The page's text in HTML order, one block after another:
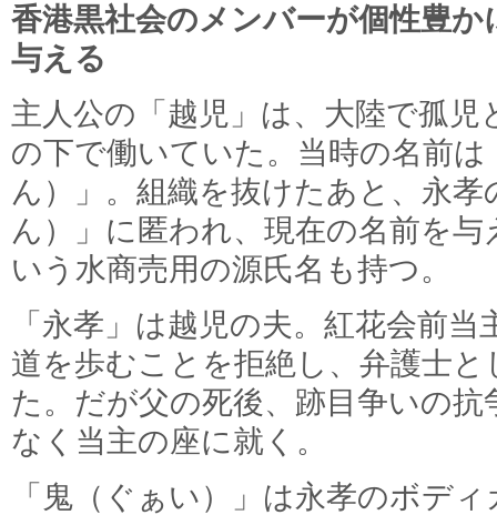
香港黒社会のメンバーが個性豊
与える
主人公の「越児」は、大陸で孤
の下で働いていた。当時の名前
ん）」。組織を抜けたあと、永
ん）」に匿われ、現在の名前を
いう水商売用の源氏名も持つ。
「永孝」は越児の夫。紅花会前
道を歩むことを拒絶し、弁護士
た。だが父の死後、跡目争いの
なく当主の座に就く。
「鬼（ぐぁい）」は永孝のボデ